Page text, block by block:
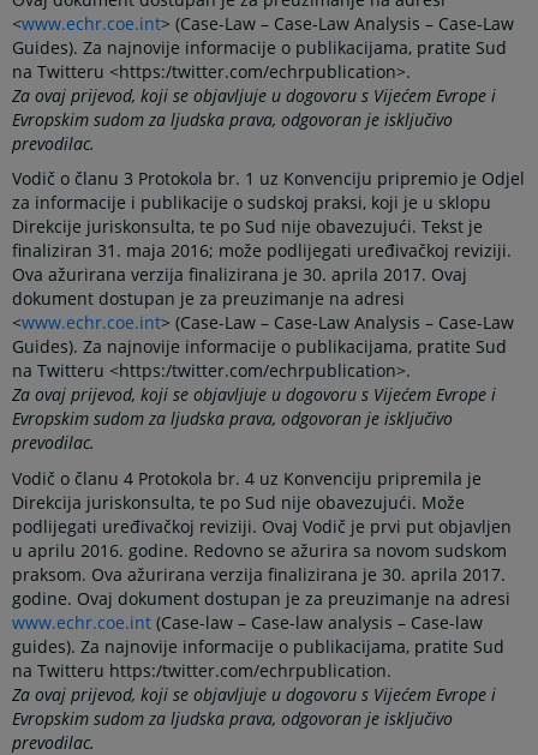
<www.echr.coe.int> (Case-Law – Case-Law Analysis – Case-Law
Guides). Za najnovije informacije o publikacijama, pratite Sud
na Twitteru <https:/twitter.com/echrpublication>.
Za ovaj prijevod, koji se objavljuje u dogovoru s Vijećem Evrope i
Evropskim sudom za ljudska prava, odgovoran je isključivo
prevodilac.
Vodič o članu 3 Protokola br. 1 uz Konvenciju pripremio je Odjel
za informacije i publikacije o sudskoj praksi, koji je u sklopu
Direkcije juriskonsulta, te po Sud nije obavezujući. Tekst je
finaliziran 31. maja 2016; može podlijegati uređivačkoj reviziji.
Ova ažurirana verzija finalizirana je 30. aprila 2017. Ovaj
dokument dostupan je za preuzimanje na adresi
<www.echr.coe.int> (Case-Law – Case-Law Analysis – Case-Law
Guides). Za najnovije informacije o publikacijama, pratite Sud
na Twitteru <https:/twitter.com/echrpublication>.
Za ovaj prijevod, koji se objavljuje u dogovoru s Vijećem Evrope i
Evropskim sudom za ljudska prava, odgovoran je isključivo
prevodilac.
Vodič o članu 4 Protokola br. 4 uz Konvenciju pripremila je
Direkcija juriskonsulta, te po Sud nije obavezujući. Može
podlijegati uređivačkoj reviziji. Ovaj Vodič je prvi put objavljen
u aprilu 2016. godine. Redovno se ažurira sa novom sudskom
praksom. Ova ažurirana verzija finalizirana je 30. aprila 2017.
godine. Ovaj dokument dostupan je za preuzimanje na adresi
www.echr.coe.int (Case-law – Case-law analysis – Case-law
guides). Za najnovije informacije o publikacijama, pratite Sud
na Twitteru https:/twitter.com/echrpublication.
Za ovaj prijevod, koji se objavljuje u dogovoru s Vijećem Evrope i
Evropskim sudom za ljudska prava, odgovoran je isključivo
prevodilac.